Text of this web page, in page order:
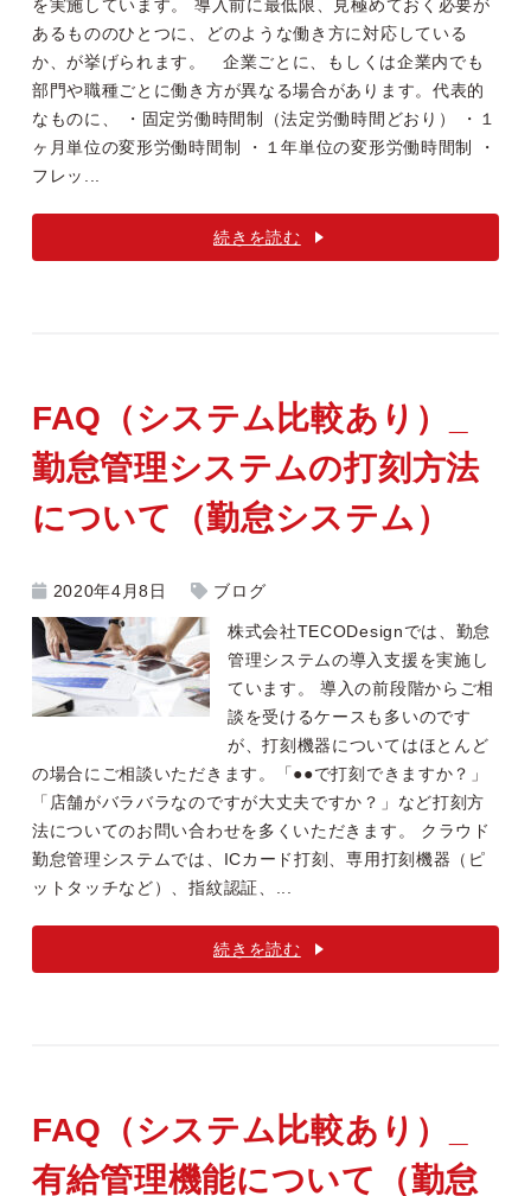
を実施しています。 導入前に最低限、見極めておく必要が
あるもののひとつに、どのような働き方に対応している
か、が挙げられます。 企業ごとに、もしくは企業内でも
部門や職種ごとに働き方が異なる場合があります。代表的
なものに、 ・固定労働時間制（法定労働時間どおり） ・１
ヶ月単位の変形労働時間制 ・１年単位の変形労働時間制 ・
フレッ...
続きを読む
FAQ（システム比較あり）_
勤怠管理システムの打刻方法
について（勤怠システム）
2020年4月8日 ブログ
株式会社TECODesignでは、勤怠
管理システムの導入支援を実施し
ています。 導入の前段階からご相
談を受けるケースも多いのです
が、打刻機器についてはほとんど
の場合にご相談いただきます。「●●で打刻できますか？」
「店舗がバラバラなのですが大丈夫ですか？」など打刻方
法についてのお問い合わせを多くいただきます。 クラウド
勤怠管理システムでは、ICカード打刻、専用打刻機器（ピ
ットタッチなど）、指紋認証、...
続きを読む
FAQ（システム比較あり）_
有給管理機能について（勤怠